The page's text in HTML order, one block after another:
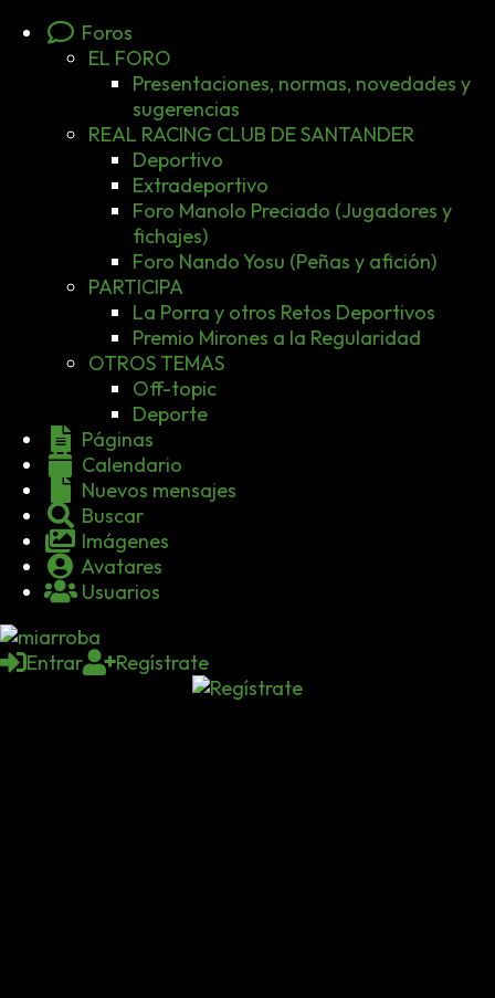
Foros
EL FORO
Presentaciones, normas, novedades y
sugerencias
REAL RACING CLUB DE SANTANDER
Deportivo
Extradeportivo
Foro Manolo Preciado (Jugadores y
fichajes)
Foro Nando Yosu (Peñas y afición)
PARTICIPA
La Porra y otros Retos Deportivos
Premio Mirones a la Regularidad
OTROS TEMAS
Off-topic
Deporte
Páginas
Calendario
Nuevos mensajes
Buscar
Imágenes
Avatares
Usuarios
Entrar Regístrate